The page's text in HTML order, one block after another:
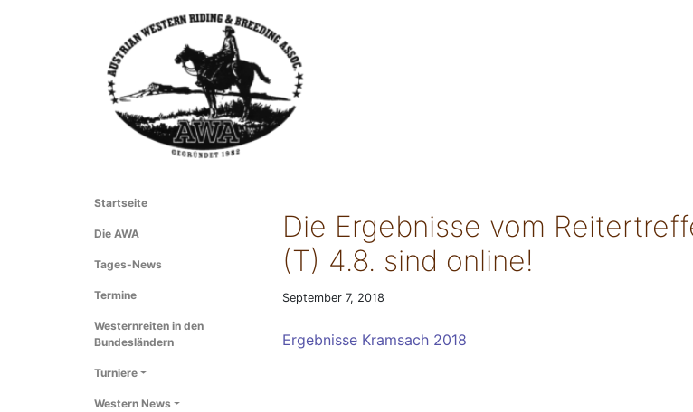
Startseite
Die AWA
Tages-News
Termine
Westernreiten in den
Bundesländern
Turniere
Western News
Die Ergebnisse vom
(T) 4.8. sind online!
September 7, 2018
Ergebnisse Kramsach 2018